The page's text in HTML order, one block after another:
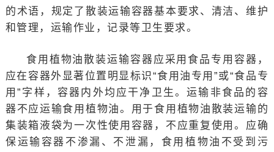
的术语，规定了散装运输容器基本要求、清洁、维护
和管理，运输作业，记录等卫生要求。
食用植物油散装运输容器应采用食品专用容器，
应在容器外显著位置明显标识“食用油专用”或“食品专
用”字样，容器内外均应干净卫生。运输非食品的容
器不应运输食用植物油。用于食用植物油散装运输的
集装箱液袋为一次性使用容器，不应重复使用。应确
保运输容器不渗漏、不泄漏，食用植物油不受到污